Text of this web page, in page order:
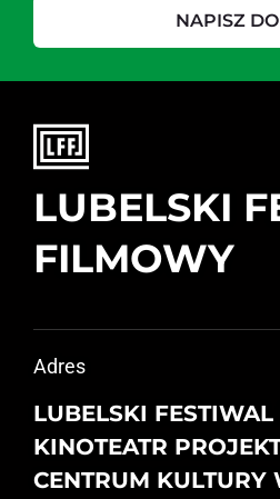
LUBELSKI
FILMOWY
Adres
LUBELSKI
KINOTEATR
CENTRUM KULTURY
NAPISZ